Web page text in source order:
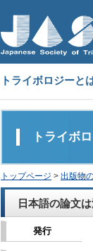
トライボロジーと
トライボ
トップページ > 出版物
日本語の論文
発行